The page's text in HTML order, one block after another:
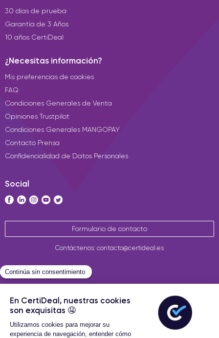
30 días de prueba
Garantía de 3 Años
10 años CertiDeal
¿Necesitas información?
Mis preferencias de cookies
FAQ
Condiciones Generales de Venta
Opiniones Trustpilot
Condiciones Generales MANGOPAY
Contacto Prensa
Confidencialidad de Datos Personales
Social
Formulario de contacto
Contáctenos: contacto@certideal.es
Términos Generales de Venta
Certideal © 2026 Todos los
derechos reservados